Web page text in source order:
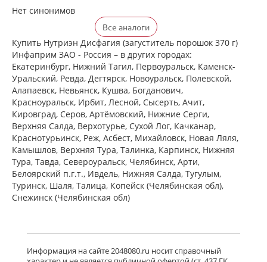
Нет синонимов
Все аналоги
Купить Нутриэн Дисфагия (загуститель порошок 370 г)
Инфаприм ЗАО - Россия – в других городах:
Екатеринбург, Нижний Тагил, Первоуральск, Каменск-
Уральский, Ревда, Дегтярск, Новоуральск, Полевской,
Алапаевск, Невьянск, Кушва, Богданович,
Красноуральск, Ирбит, Лесной, Сысерть, Ачит,
Кировград, Серов, Артёмовский, Нижние Cерги,
Верхняя Салда, Верхотурье, Сухой Лог, Качканар,
Краснотурьинск, Реж, Асбест, Михайловск, Новая Ляля,
Камышлов, Верхняя Тура, Талинка, Карпинск, Нижняя
Тура, Тавда, Североуральск, Челябинск, Арти,
Белоярский п.г.т., Ивдель, Нижняя Салда, Тугулым,
Туринск, Шаля, Талица, Копейск (Челябинская обл),
Снежинск (Челябинская обл)
Информация на сайте 2048080.ru носит справочный